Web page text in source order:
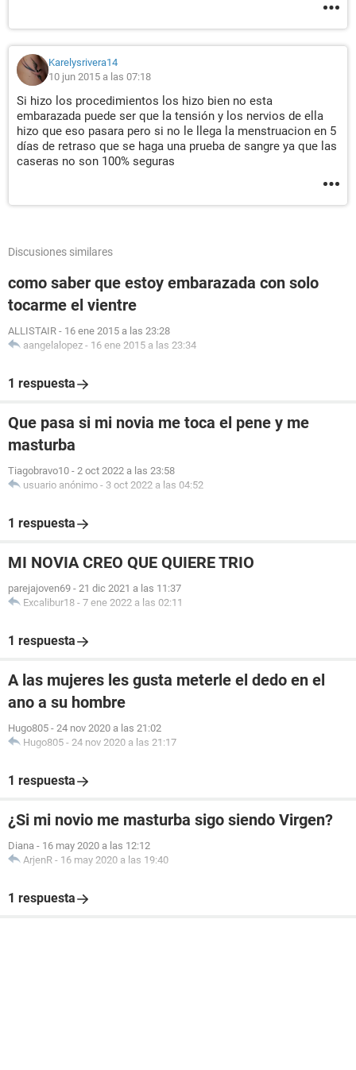
Karelysrivera14
10 jun 2015 a las 07:18
Si hizo los procedimientos los hizo bien no esta
embarazada puede ser que la tensión y los nervios de ella
hizo que eso pasara pero si no le llega la menstruacion en 5
días de retraso que se haga una prueba de sangre ya que las
caseras no son 100% seguras
Discusiones similares
como saber que estoy embarazada con solo
tocarme el vientre
ALLISTAIR - 16 ene 2015 a las 23:28
aangelalopez - 16 ene 2015 a las 23:34
1 respuesta
Que pasa si mi novia me toca el pene y me
masturba
Tiagobravo10 - 2 oct 2022 a las 23:58
usuario anónimo - 3 oct 2022 a las 04:52
1 respuesta
MI NOVIA CREO QUE QUIERE TRIO
parejajoven69 - 21 dic 2021 a las 11:37
Excalibur18 - 7 ene 2022 a las 02:11
1 respuesta
A las mujeres les gusta meterle el dedo en el
ano a su hombre
Hugo805 - 24 nov 2020 a las 21:02
Hugo805 - 24 nov 2020 a las 21:17
1 respuesta
¿Si mi novio me masturba sigo siendo Virgen?
Diana - 16 may 2020 a las 12:12
ArjenR - 16 may 2020 a las 19:40
1 respuesta